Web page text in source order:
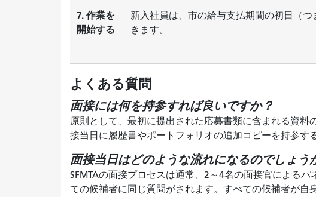
7. 作業を
開始する
新入社員は、市の給与支払期間の初日（
きます。
よくある質問
面接には何を持参すれば良いですか？
原則として、最初に提出された応募書類に含まれる資
接当日に履歴書やポートフォリオの追加コピーを持参す
面接当日はどのような流れになるのでしょう
SFMTAの面接プロセスは通常、2～4名の面接官による
ての候補者に同じ質問がされます。すべての候補者が